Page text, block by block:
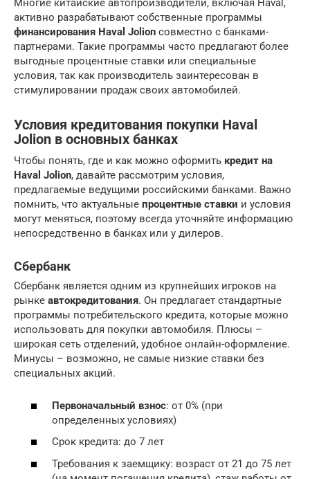
Многие китайские автопроизводители, включая Haval,
активно разрабатывают собственные программы
финансирования Haval Jolion совместно с банками-
партнерами. Такие программы часто предлагают более
выгодные процентные ставки или специальные
условия, так как производитель заинтересован в
стимулировании продаж своих автомобилей.
Условия кредитования покупки Haval
Jolion в основных банках
Чтобы понять, где и как можно оформить кредит на
Haval Jolion, давайте рассмотрим условия,
предлагаемые ведущими российскими банками. Важно
помнить, что актуальные процентные ставки и условия
могут меняться, поэтому всегда уточняйте информацию
непосредственно в банках или у дилеров.
Сбербанк
Сбербанк является одним из крупнейших игроков на
рынке автокредитования. Он предлагает стандартные
программы потребительского кредита, которые можно
использовать для покупки автомобиля. Плюсы –
широкая сеть отделений, удобное онлайн-оформление.
Минусы – возможно, не самые низкие ставки без
специальных акций.
Первоначальный взнос: от 0% (при
определенных условиях)
Срок кредита: до 7 лет
Требования к заемщику: возраст от 21 до 75 лет